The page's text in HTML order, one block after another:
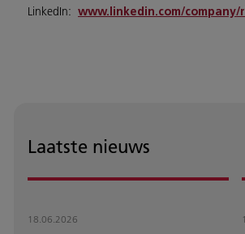
LinkedIn: www.linkedin.com/company/
Laatste nieuws
18.06.2026